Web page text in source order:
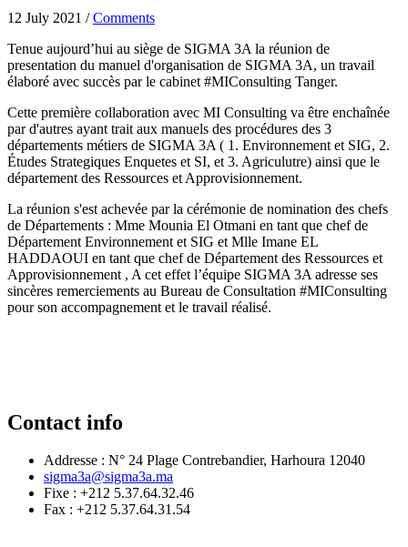
12 July 2021 /Comments
Tenue aujourd’hui au siège de SIGMA 3A la réunion de
presentation du manuel d'organisation de SIGMA 3A, un travail
élaboré avec succès par le cabinet #MIConsulting Tanger.
Cette première collaboration avec MI Consulting va être enchaînée
par d'autres ayant trait aux manuels des procédures des 3
départements métiers de SIGMA 3A ( 1. Environnement et SIG, 2.
Études Strategiques Enquetes et SI, et 3. Agriculutre) ainsi que le
département des Ressources et Approvisionnement.
La réunion s'est achevée par la cérémonie de nomination des chefs
de Départements : Mme Mounia El Otmani en tant que chef de
Département Environnement et SIG et Mlle Imane EL
HADDAOUI en tant que chef de Département des Ressources et
Approvisionnement , A cet effet l’équipe SIGMA 3A adresse ses
sincères remerciements au Bureau de Consultation #MIConsulting
pour son accompagnement et le travail réalisé.
Contact info
Addresse : N° 24 Plage Contrebandier, Harhoura 12040
sigma3a@sigma3a.ma
Fixe : +212 5.37.64.32.46
Fax : +212 5.37.64.31.54